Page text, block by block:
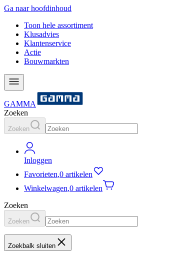
Ga naar hoofdinhoud
Toon hele assortiment
Klusadvies
Klantenservice
Actie
Bouwmarkten
GAMMA
Zoeken
Zoeken
Inloggen
Favorieten,0 artikelen
Winkelwagen,0 artikelen
Zoeken
Zoeken
Zoekbalk sluiten